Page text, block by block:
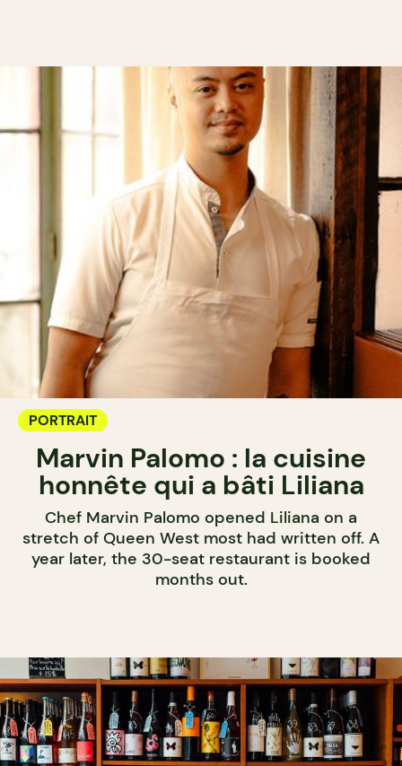
PORTRAIT
Marvin Palomo : la cuisine
honnête qui a bâti Liliana
Chef Marvin Palomo opened Liliana on a
stretch of Queen West most had written off. A
year later, the 30-seat restaurant is booked
months out.